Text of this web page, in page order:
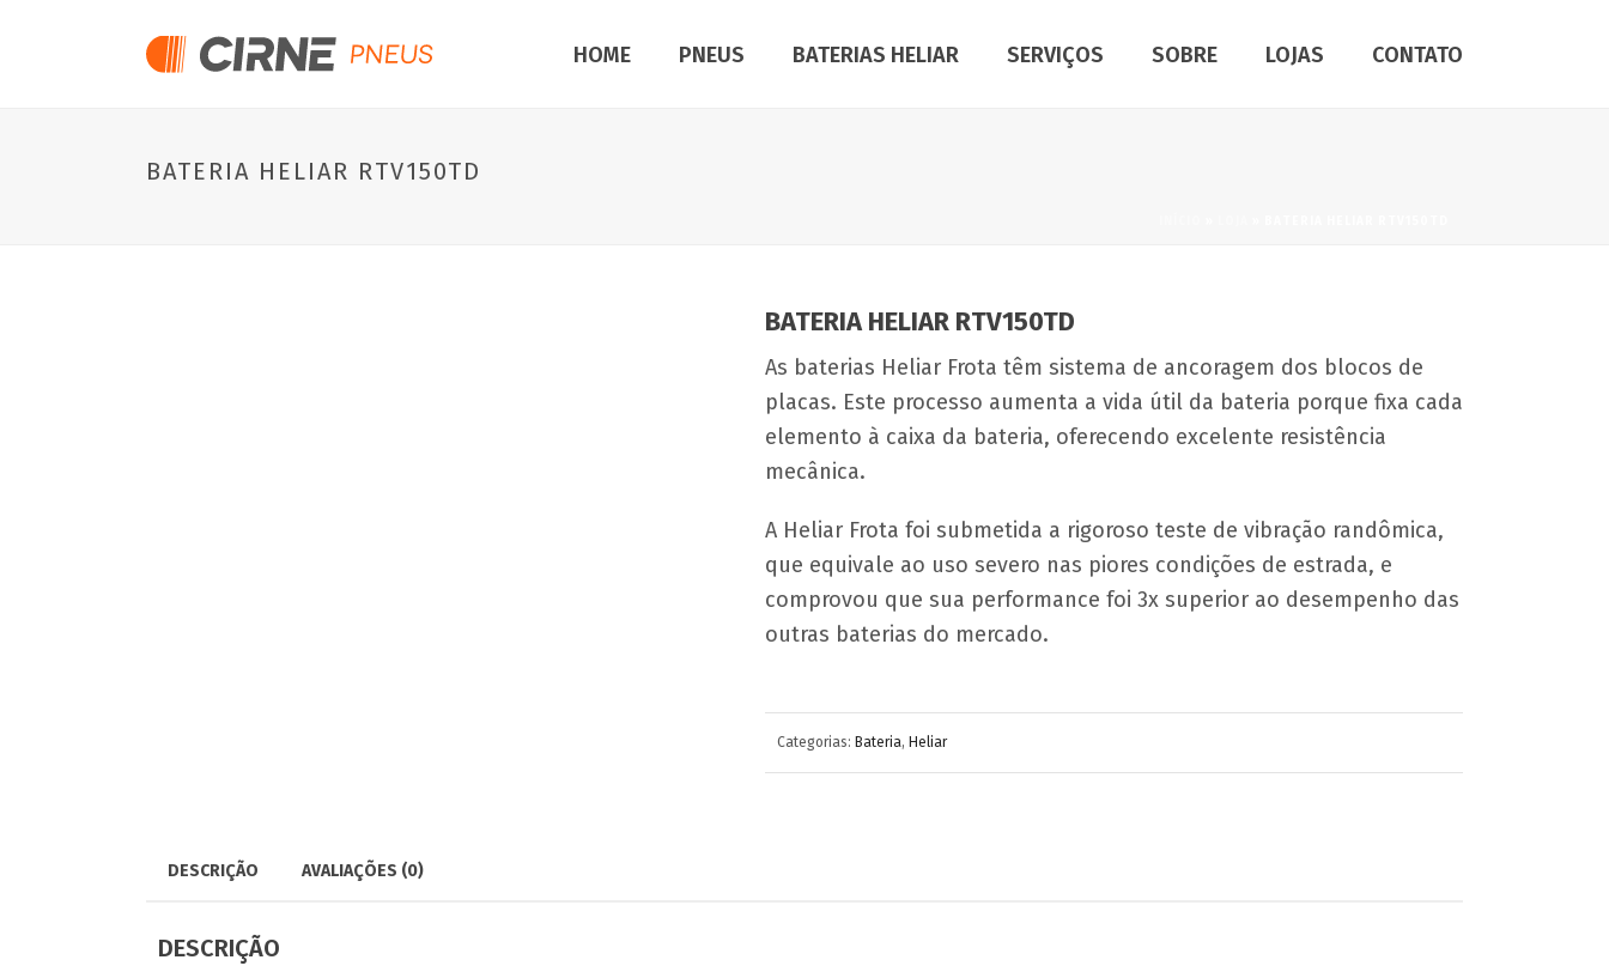
HOME PNEUS BATERIAS HELIAR SERVIÇOS SOBRE LOJAS CONTATO
BATERIA HELIAR RTV150TD
BATERIA HELIAR RTV150TD
As baterias Heliar Frota têm sistema de ancoragem dos blocos de
placas. Este processo aumenta a vida útil da bateria porque fixa cada
elemento à caixa da bateria, oferecendo excelente resistência
mecânica.
A Heliar Frota foi submetida a rigoroso teste de vibração randômica,
que equivale ao uso severo nas piores condições de estrada, e
comprovou que sua performance foi 3x superior ao desempenho das
outras baterias do mercado.
Categorias: Bateria, Heliar
DESCRIÇÃO AVALIAÇÕES (0)
DESCRIÇÃO